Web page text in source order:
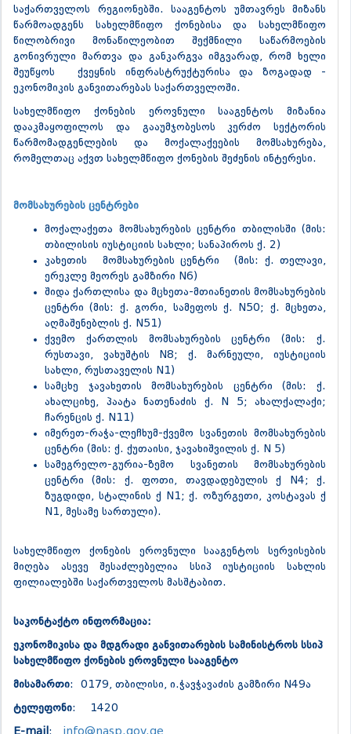
საქართველოს რეგიონებში. სააგენტოს უმთავრეს მიზანს
წარმოადგენს სახელმწიფო ქონებისა და სახელმწიფო
წილობრივი მონაწილეობით შექმნილი საწარმოების
გონივრული მართვა და განკარგვა იმგვარად, რომ ხელი
შეუწყოს ქვეყნის ინფრასტრუქტურისა და ზოგადად -
ეკონომიკის განვითარებას საქართველოში.
სახელმწიფო ქონების ეროვნული სააგენტოს მიზანია
დააკმაყოფილოს და გააუმჯობესოს კერძო სექტორის
წარმომადგენლების და მოქალაქეების მომსახურება,
რომელთაც აქვთ სახელმწიფო ქონების შეძენის ინტერესი.
მომსახურების ცენტრები
მოქალაქეთა მომსახურების ცენტრი თბილისში (მის:
თბილისის იუსტიციის სახლი; სანაპიროს ქ. 2)
კახეთის მომსახურების ცენტრი (მის: ქ. თელავი,
ერეკლე მეორეს გამზირი N6)
შიდა ქართლისა და მცხეთა-მთიანეთის მომსახურების
ცენტრი (მის: ქ. გორი, სამეფოს ქ. N50; ქ. მცხეთა,
აღმაშენებლის ქ. N51)
ქვემო ქართლის მომსახურების ცენტრი (მის: ქ.
რუსთავი, ვახუშტის N8; ქ. მარნეული, იუსტიციის
სახლი, რუსთაველის N1)
სამცხე ჯავახეთის მომსახურების ცენტრი (მის: ქ.
ახალციხე, პაატა ნათენაძის ქ. N 5; ახალქალაქი;
ჩარენცის ქ. N11)
იმერეთ-რაჭა-ლეჩხუმ-ქვემო სვანეთის მომსახურების
ცენტრი (მის: ქ. ქუთაისი, ჯავახიშვილის ქ. N 5)
სამეგრელო-გურია-ზემო სვანეთის მომსახურების
ცენტრი (მის: ქ. ფოთი, თავდადებულის ქ N4; ქ.
ზუგდიდი, სტალინის ქ N1; ქ. ოზურგეთი, კოსტავას ქ
N1, მესამე სართული).
სახელმწიფო ქონების ეროვნული სააგენტოს სერვისების
მიღება ასევე შესაძლებელია სსიპ იუსტიციის სახლის
ფილიალებში საქართველოს მასშტაბით.
საკონტაქტო ინფორმაცია:
ეკონომიკისა და მდგრადი განვითარების სამინისტროს სსიპ
სახელმწიფო ქონების ეროვნული სააგენტო
მისამართი: 0179, თბილისი, ი.ჭავჭავაძის გამზირი N49ა
ტელეფონი: 1420
E-mail : info@nasp.gov.ge